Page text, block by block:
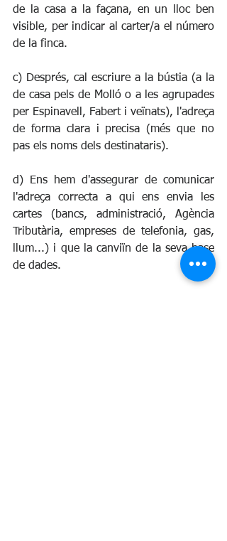
de la casa a la façana, en un lloc ben
visible, per indicar al carter/a el número
de la finca.
c) Després, cal escriure a la bústia (a la
de casa pels de Molló o a les agrupades
per Espinavell, Fabert i veïnats), l'adreça
de forma clara i precisa (més que no
pas els noms dels destinataris).
d) Ens hem d'assegurar de comunicar
l'adreça correcta a qui ens envia les
cartes (bancs, administració, Agència
Tributària, empreses de telefonia, gas,
llum...) i que la canviïn de la seva base
de dades.